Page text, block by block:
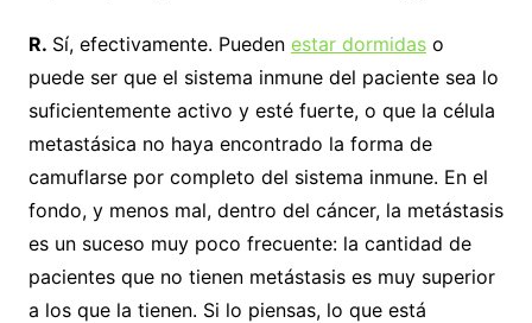
R. Sí, efectivamente. Pueden estar dormidaso
puede ser que el sistema inmune del paciente sea lo
suficientemente activo y esté fuerte, o que la célula
metastásica no haya encontrado la forma de
camuflarse por completo del sistema inmune. En el
fondo, y menos mal, dentro del cáncer, la metástasis
es un suceso muy poco frecuente: la cantidad de
pacientes que no tienen metástasis es muy superior
a los que la tienen. Si lo piensas, lo que está